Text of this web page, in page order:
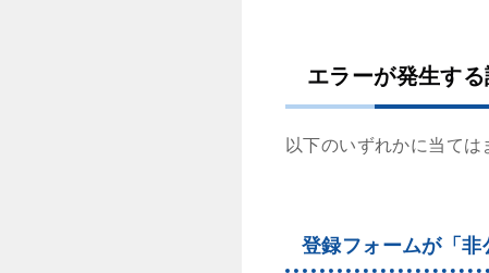
エラーが発生す
以下のいずれかに当ては
登録フォームが「